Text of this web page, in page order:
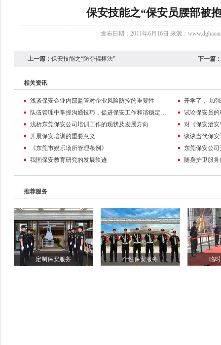
保安技能之“保安员腰部被
发布日期：2011年6月16日 来源：
上一篇： 保安技能之“防夺辊棒法” 下一篇：
相关资讯
浅谈保安企业内部监管对企业风险防控的重要性
队伍管理中掌握沟通技巧，促进保安工作和谐稳定发展
试论保安员
浅析东莞保安公司培训工作的现状及发展方向
对《保安治
开展保安培训的重要意义
谈谈当代保
《东莞市娱乐场所管理条例》
东莞保安公
我国保安教育研究的发展轨迹
随身护卫服
推荐服务
定制保安服务 个性保安服务 临